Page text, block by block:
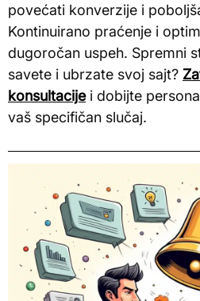
povećati konverzije i
Kontinuirano praćenje i
dugoročan uspeh. Spremni
savete i ubrzate svoj sajt?
konsultacijei dobijte
vaš specifičan slučaj.